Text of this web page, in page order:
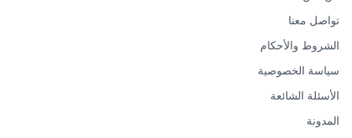
تواصل معنا
الشروط والأحكام
سياسة الخصوصية
الأسئلة الشائعة
المدونة